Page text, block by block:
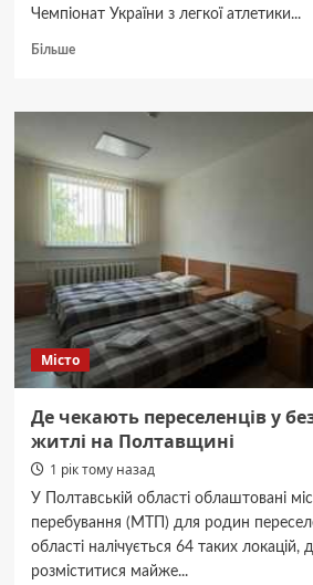
Чемпіонат України з легкої атлетики...
БільшеДокладніше
з Полтавщини
здобули
сім
медалей
на Чемпіонаті
України
серед
юніорів
Місто
Де чекають переселенців у
житлі на Полтавщині
1 рік тому назад
У Полтавській області облаштовані
перебування (МТП) для родин
області налічується 64 таких локацій,
розміститися майже...